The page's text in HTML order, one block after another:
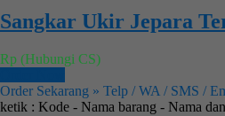
Sangkar Ukir Jepara
Rp (Hubungi CS)
Order Sekarang » Telp / WA / SMS /
ketik : Kode - Nama barang - Nama